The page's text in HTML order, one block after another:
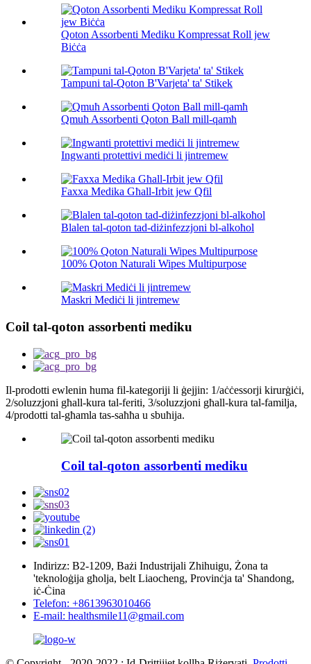
Qoton Assorbenti Mediku Kompressat Roll jew
Biċċa
Tampuni tal-Qoton B'Varjeta' ta' Stikek
Qmuħ Assorbenti Qoton Ball mill-qamħ
Ingwanti protettivi mediċi li jintremew
Faxxa Medika Għall-Irbit jew Qfil
Blalen tal-qoton tad-diżinfezzjoni bl-alkoħol
100% Qoton Naturali Wipes Multipurpose
Maskri Mediċi li jintremew
Coil tal-qoton assorbenti mediku
Il-prodotti ewlenin huma fil-kategoriji li ġejjin: 1/aċċessorji kirurġiċi,
2/soluzzjoni għall-kura tal-feriti, 3/soluzzjoni għall-kura tal-familja,
4/prodotti tal-għamla tas-saħħa u sbuħija.
Coil tal-qoton assorbenti mediku
Indirizz: B2-1209, Bażi Industrijali Zhihuigu, Żona ta
'teknoloġija għolja, belt Liaocheng, Provinċja ta' Shandong,
iċ-Ċina
Telefon: +8613963010466
E-mail: healthsmile11@gmail.com